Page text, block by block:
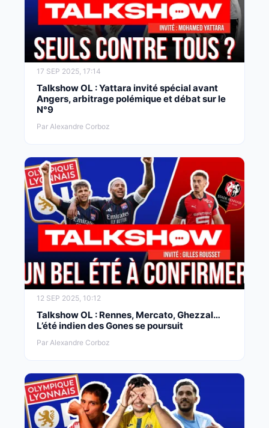
17 SEP 2025, 17:14
Talkshow OL : Yattara invité spécial avant
Angers, arbitrage polémique et débat sur le
N°9
Par Alexandre Corboz
12 SEP 2025, 10:12
Talkshow OL : Rennes, Mercato, Ghezzal…
L’été indien des Gones se poursuit
Par Alexandre Corboz